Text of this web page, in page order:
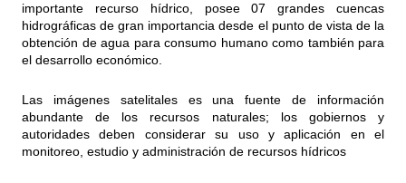
importante recurso hídrico, posee 07 grandes cuencas
hidrográficas de gran importancia desde el punto de vista de la
obtención de agua para consumo humano como también para
el desarrollo económico.
Las imágenes satelitales es una fuente de información
abundante de los recursos naturales; los gobiernos y
autoridades deben considerar su uso y aplicación en el
monitoreo, estudio y administración de recursos hídricos